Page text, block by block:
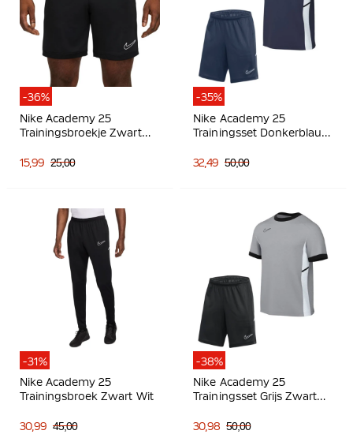
-36%
Nike Academy 25
Trainingsbroekje Zwart
15,99 25,00
-35%
Nike Academy 25
Trainingsset Donkerblauw
32,49 50,00
-31%
Nike Academy 25
Trainingsbroek Zwart Wit
30,99 45,00
-38%
Nike Academy 25
Trainingsset Grijs Zwart
30,98 50,00